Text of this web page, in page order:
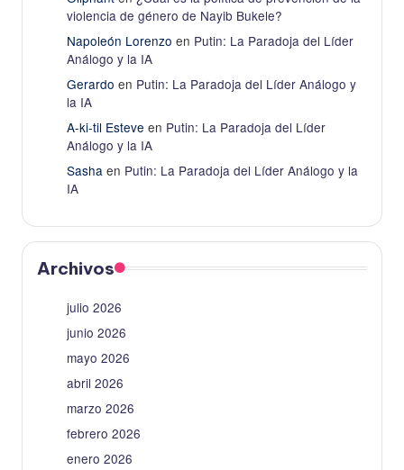
violencia de género de Nayib Bukele?
Napoleón Lorenzo en Putin: La Paradoja del Líder
Análogo y la IA
Gerardo en Putin: La Paradoja del Líder Análogo y
la IA
A-ki-til Esteve en Putin: La Paradoja del Líder
Análogo y la IA
Sasha en Putin: La Paradoja del Líder Análogo y la
IA
Archivos
julio 2026
junio 2026
mayo 2026
abril 2026
marzo 2026
febrero 2026
enero 2026